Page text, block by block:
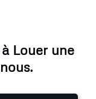
Louer une